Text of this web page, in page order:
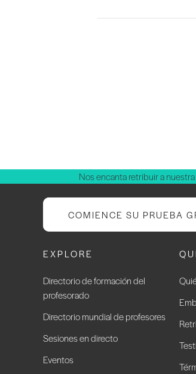
Nos encanta retribuir a
COMIENCE SU PRUEBA
EXPLORE
Directorio de formación del
profesorado
Directorio mundial de profesores
Sesiones en directo
Eventos